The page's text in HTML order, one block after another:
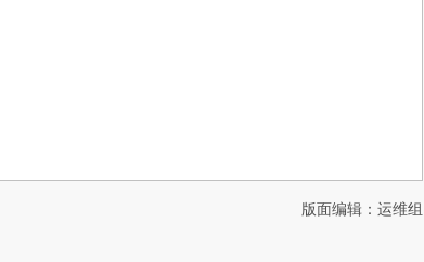
版面编辑：运维组